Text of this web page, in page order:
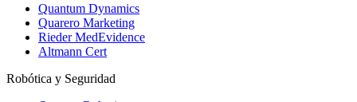
Quantum Dynamics
Quarero Marketing
Rieder MedEvidence
Altmann Cert
Robótica y Seguridad